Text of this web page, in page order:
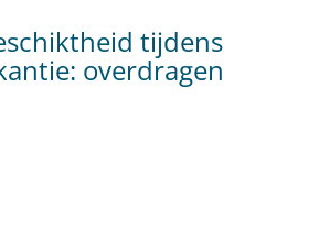
tijdens
overdragen